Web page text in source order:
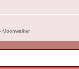
Moonwalker